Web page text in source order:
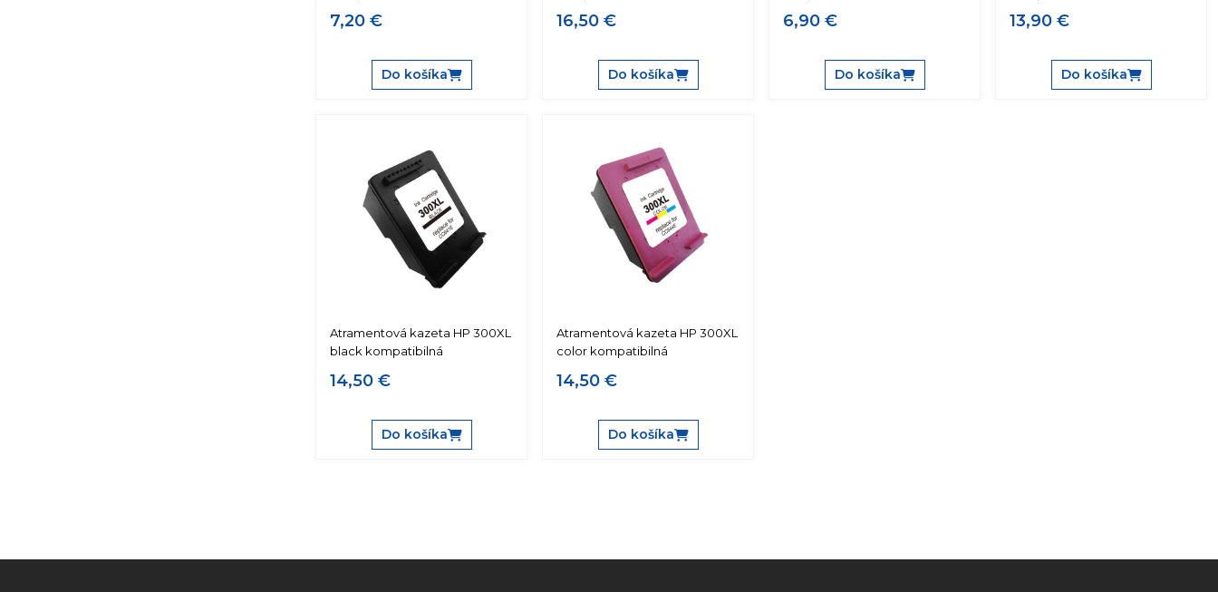
7,20 €
Do košíka
16,50 €
Do košíka
6,90 €
Do košíka
13,90 €
Do košíka
Atramentová kazeta HP 300XL
black kompatibilná
14,50 €
Do košíka
Atramentová kazeta HP 300XL
color kompatibilná
14,50 €
Do košíka